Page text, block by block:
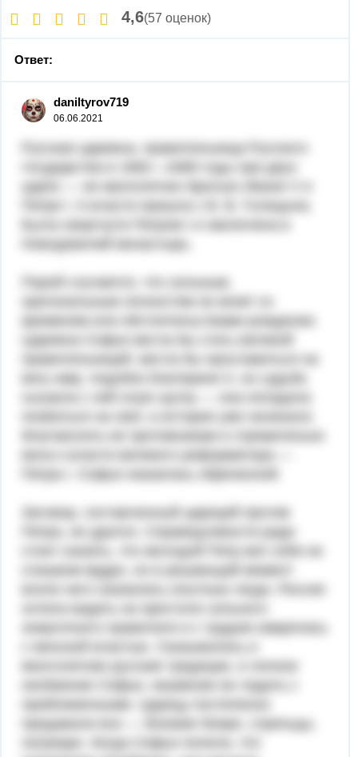
4,6(57 оценок)
Ответ:
daniltyrov719
06.06.2021
Русская царевна, правительница Русского
государства в 1682—1689 годы при двух
царях — ее малолетних брать­ях Иване V и
Новодевичий монастырь.
Порой случается, что сильным,
временем или обстоятельствами рождения.
весь мир, подобно Екатерине II, но судьба
Заговор, составленный царицей против
Петра, не удался. Спра­ведливости ради
слиш­ком мудро, но в решающий момент
хотела видеть на престоле сильного
энергичного пра­вителя и с трудом смирялась
необаяние Софьи, неуме­ние ее ладить с
приближенными. Царицу постепенно
предавали все — близкие бояре, стрельцы,